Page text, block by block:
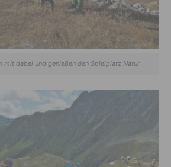
mit dabei und genießen den Spielplatz Natur